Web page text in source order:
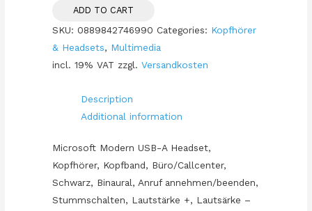
Headset
quantity
ADD TO CART
SKU:0889842746990 Categories: Kopfhörer
& Headsets, Multimedia
incl. 19% VAT zzgl.Versandkosten
Description
Additional information
Microsoft Modern USB-A Headset,
Kopfhörer, Kopfband, Büro/Callcenter,
Schwarz, Binaural, Anruf annehmen/beenden,
Stummschalten, Lautstärke +, Lautsärke –